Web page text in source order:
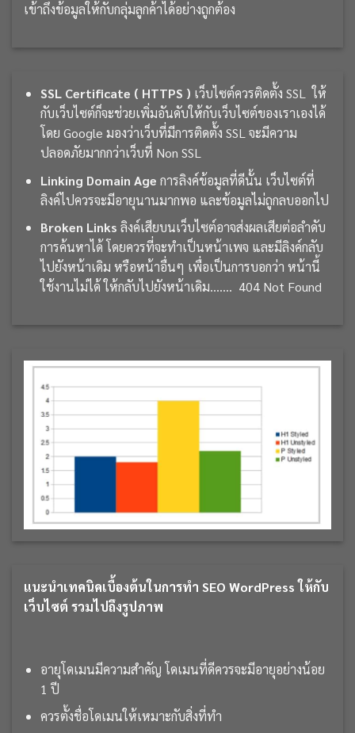
เข้าถึงข้อมูลให้กับกลุ่มลูกค้าได้อย่างถูกต้อง
SSL Certificate ( HTTPS ) เว็บไซต์ควรติดตั้ง SSL
ให้
กับเว็บไซต์ก็จะช่วยเพิ่มอันดับให้กับเว็บไซต์ของเราเองได้
โดย Google มองว่าเว็บที่มีการติดตั้ง SSL จะมีความ
ปลอดภัยมากกว่าเว็บที่ Non SSL
Linking Domain Age การลิงค์ข้อมูลที่ดีนั้น เว็บไซต์ที่
ลิงค์ไปควรจะมีอายุนานมากพอ และข้อมูลไม่ถูกลบออกไป
Broken Links ลิงค์เสียบนเว็บไซต์อาจส่งผลเสียต่อลำดับ
การค้นหาได้ โดยควรที่จะทำเป็นหน้าเพจ และมีลิงค์กลับ
ไปยังหน้าเดิม หรือหน้าอื่นๆ เพื่อเป็นการบอกว่า หน้านี้
ใช้งานไม่ได้ ให้กลับไปยังหน้าเดิม……. 404 Not Found
แนะนำเทคนิคเบื้องต้นในการทำ SEO WordPress ให้กับ
เว็บไซต์ รวมไปถึงรูปภาพ
อายุโดเมนมีความสำคัญ โดเมนที่ดีควรจะมีอายุอย่างน้อย
1 ปี
ควรตั้งชื่อโดเมนให้เหมาะกับสิ่งที่ทำ